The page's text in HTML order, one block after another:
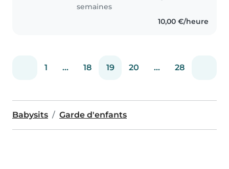
semaines
10,00 €/heure
1 ... 18 19 20 ... 28
Babysits Garde d'enfants